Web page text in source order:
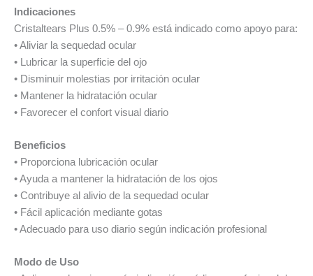
Indicaciones
Cristaltears Plus 0.5% – 0.9% está indicado como apoyo para:
• Aliviar la sequedad ocular
• Lubricar la superficie del ojo
• Disminuir molestias por irritación ocular
• Mantener la hidratación ocular
• Favorecer el confort visual diario
Beneficios
• Proporciona lubricación ocular
• Ayuda a mantener la hidratación de los ojos
• Contribuye al alivio de la sequedad ocular
• Fácil aplicación mediante gotas
• Adecuado para uso diario según indicación profesional
Modo de Uso